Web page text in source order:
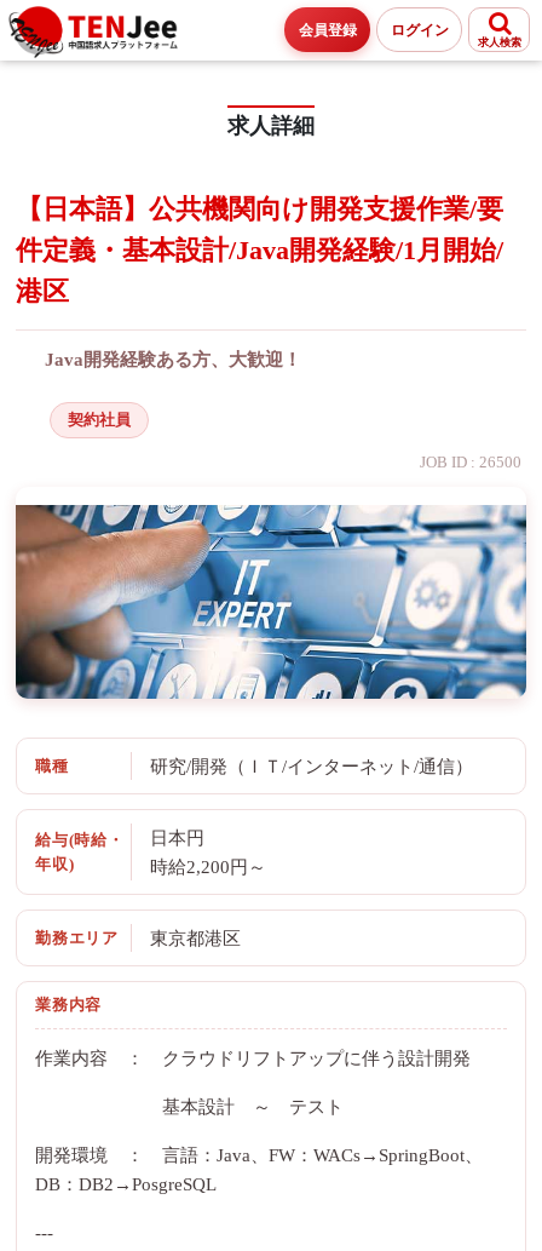
会員登録 ログイン
求人検索
求人詳細
【日本語】公共機関向け開発支援作業/要
件定義・基本設計/Java開発経験/1月開始/
港区
Java開発経験ある方、大歓迎！
契約社員
JOB ID : 26500
職種 研究/開発（ＩＴ/インターネット/通信）
給与(時給・
年収)
日本円
時給2,200円～
勤務エリア 東京都港区
業務内容
作業内容 ： クラウドリフトアップに伴う設計開発
基本設計 ～ テスト
開発環境 ： 言語：Java、FW：WACs→SpringBoot、
DB：DB2→PosgreSQL
---